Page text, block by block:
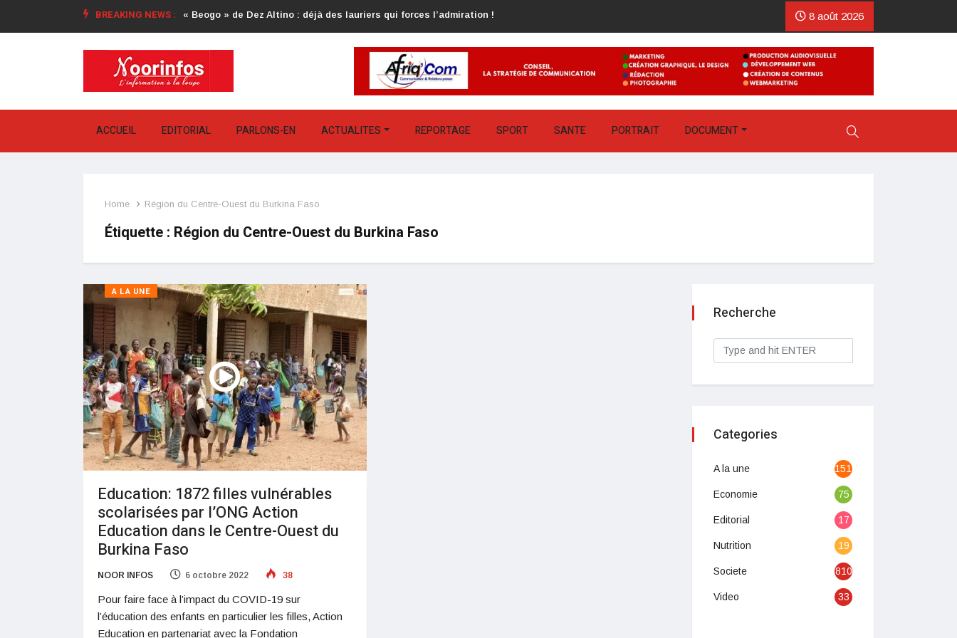
BREAKING NEWS : « Beogo » de Dez Altino : déjà des lauriers qui forces l’admiration ! 8 août 2026
ACCUEIL EDITORIAL PARLONS-EN ACTUALITES REPORTAGE SPORT SANTE PORTRAIT DOCUMENT
Home Région du Centre-Ouest du Burkina Faso
Étiquette : Région du Centre-Ouest du Burkina Faso
A LA UNE
Education: 1872 filles vulnérables
scolarisées par l’ONG Action
Education dans le Centre-Ouest du
Burkina Faso
NOOR INFOS 6 octobre 2022 38
Pour faire face à l’impact du COVID-19 sur
l’éducation des enfants en particulier les filles, Action
Education en partenariat avec la Fondation
Recherche
Categories
A la une 1513
Economie 75
Editorial 17
Nutrition 19
Societe 810
Video 33